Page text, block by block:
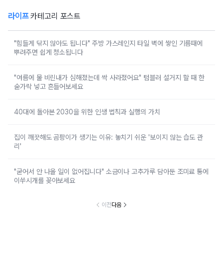
라이프카테고리 포스트
"힘들게 닦지 않아도 됩니다" 주방 가스레인지 타일 벽에 쌓인 기름때에
뿌려주면 쉽게 청소됩니다
"여름에 물 비린내가 심해졌는데 싹 사라졌어요" 텀블러 설거지 할 때 한
숟가락 넣고 흔들어보세요
40대에 돌아본 2030을 위한 인생 법칙과 실행의 가치
집이 깨끗해도 곰팡이가 생기는 이유: 놓치기 쉬운 '보이지 않는 습도 관
리'
"굳어서 안 나올 일이 없어집니다" 소금이나 고추가루 담아둔 조미료 통에
이쑤시개를 꽂아보세요
이전다음